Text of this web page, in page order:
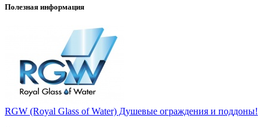
Полезная информация
RGW (Royal Glass of Water) Душевые ограждения и поддоны!